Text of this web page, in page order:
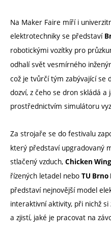
Na Maker Faire míří i
elektrotechniky se představí
robotickými vozítky pro
odhalí svět vesmírného
což je tvůrčí tým zabývající se
dozví, z čeho se dron skládá
prostřednictvím simulátoru
Za strojaře se do festivalu
který představí upgradovaný
stlačený vzduch, Chicken
řízených letadel nebo TU Brno
představí nejnovější model
interaktivní aktivity, při nichž
a zjistí, jaké je pracovat na